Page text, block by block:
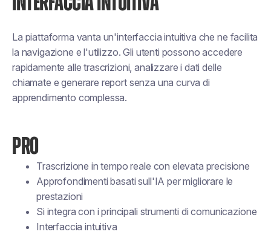
La piattaforma vanta un'interfaccia intuitiva che ne facilita
la navigazione e l'utilizzo. Gli utenti possono accedere
rapidamente alle trascrizioni, analizzare i dati delle
chiamate e generare report senza una curva di
apprendimento complessa.
PRO
Trascrizione in tempo reale con elevata precisione
Approfondimenti basati sull'IA per migliorare le
prestazioni
Si integra con i principali strumenti di comunicazione
Interfaccia intuitiva